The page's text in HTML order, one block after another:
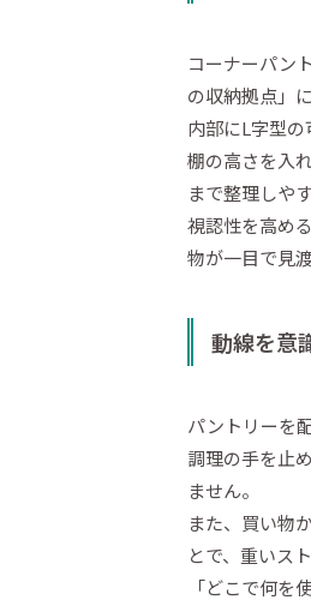
コーナーパン
の収納拠点」
内部にL字型
棚の高さを入
まで整理しや
視認性を高め
物が一目で見
動線を意
パントリーを
調理の手を止
ません。
また、買い物
とで、重いス
「どこで何